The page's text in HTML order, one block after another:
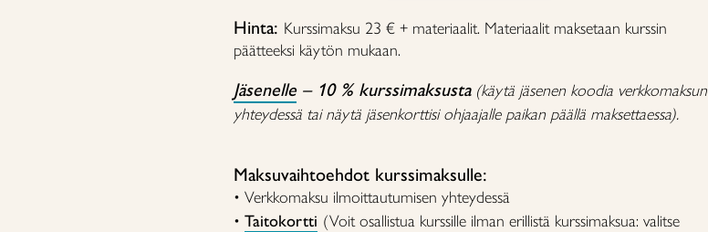
Hinta: Kurssimaksu 23 € + materiaalit. Materiaalit maksetaan kurssin
päätteeksi käytön mukaan.
Jäsenelle– 10 % kurssimaksusta (käytä jäsenen koodia verkkomaksun
yhteydessä tai näytä jäsenkorttisi ohjaajalle paikan päällä maksettaessa).
Maksuvaihtoehdot kurssimaksulle:
• Verkkomaksu ilmoittautumisen yhteydessä
• Taitokortti (Voit osallistua kurssille ilman erillistä kurssimaksua: valitse